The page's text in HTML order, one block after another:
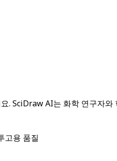
. SciDraw AI는 화학 연구자
고용 품질